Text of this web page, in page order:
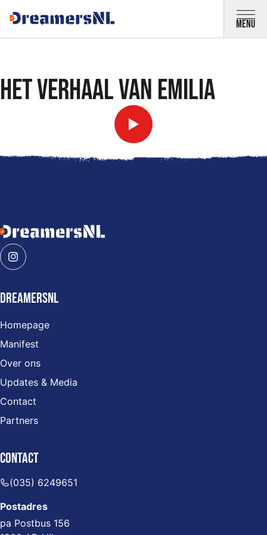
Menu
Het verhaal van Emilia
DreamersNL
Homepage
Manifest
Over ons
Updates & Media
Contact
Partners
Contact
(035) 6249651
Postadres
pa Postbus 156